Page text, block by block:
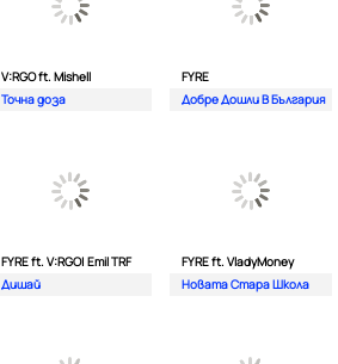
V:RGO ft. Mishell
Точна доза
FYRE
Добре Дошли В България
FYRE ft. V:RGO| Emil TRF
Дишай
FYRE ft. VladyMoney
Новата Стара Школа